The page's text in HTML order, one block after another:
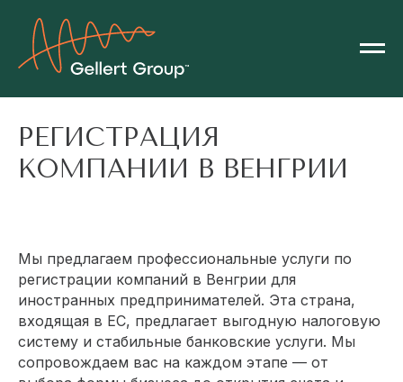
РЕГИСТРАЦИЯ
КОМПАНИИ В ВЕНГРИИ
Мы предлагаем профессиональные услуги по
регистрации компаний в Венгрии для
иностранных предпринимателей. Эта страна,
входящая в ЕС, предлагает выгодную налоговую
систему и стабильные банковские услуги. Мы
сопровождаем вас на каждом этапе — от